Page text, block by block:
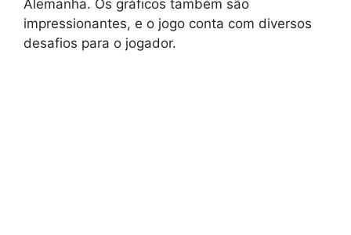
Alemanha. Os gráficos também são
impressionantes, e o jogo conta com diversos
desafios para o jogador.